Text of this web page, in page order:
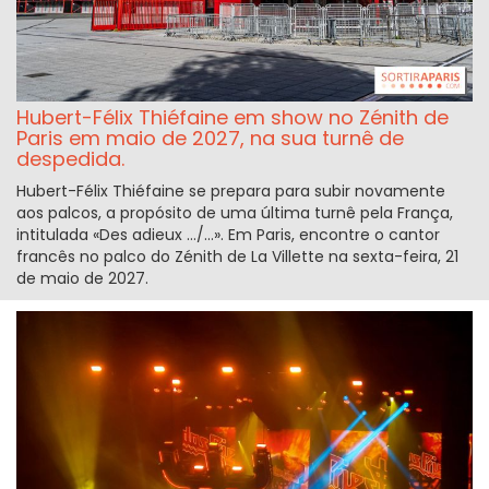
Hubert-Félix Thiéfaine em show no Zénith de
Paris em maio de 2027, na sua turnê de
despedida.
Hubert-Félix Thiéfaine se prepara para subir novamente
aos palcos, a propósito de uma última turnê pela França,
intitulada «Des adieux …/…». Em Paris, encontre o cantor
francês no palco do Zénith de La Villette na sexta-feira, 21
de maio de 2027.